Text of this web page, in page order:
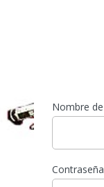
Nombre
Contraseña